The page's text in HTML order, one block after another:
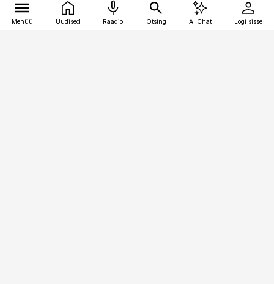
Menüü Uudised Raadio Otsing AI Chat Logi sisse